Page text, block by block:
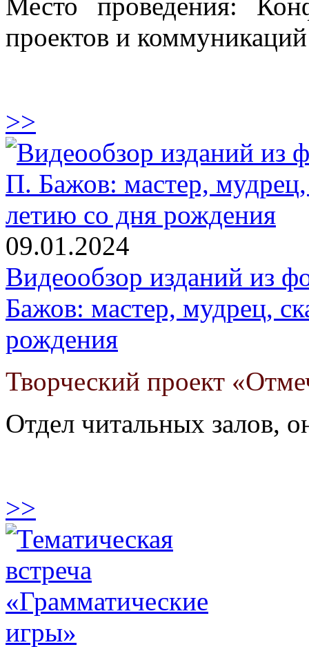
проектов и коммуникаций
>>
09.01.2024
Видеообзор изданий из
Бажов: мастер, мудрец,
рождения
Творческий проект
Отдел читальных залов,
>>